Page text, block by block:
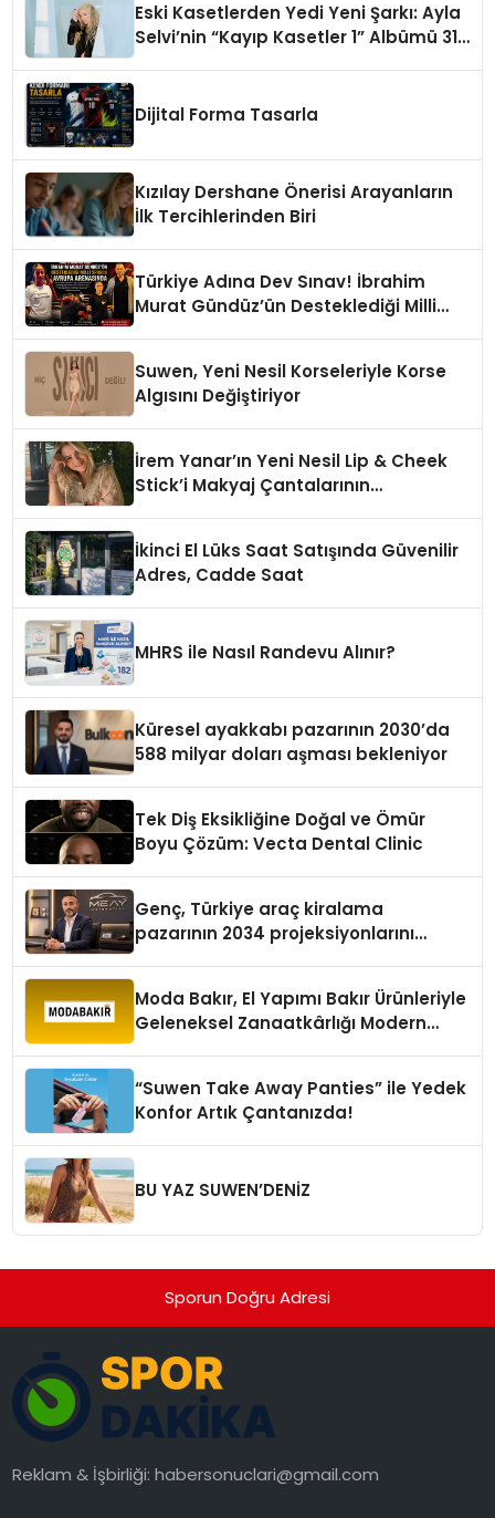
Eski Kasetlerden Yedi Yeni Şarkı: Ayla
Selvi’nin “Kayıp Kasetler 1” Albümü 31
Dijital Forma Tasarla
Kızılay Dershane Önerisi Arayanların
İlk Tercihlerinden Biri
Türkiye Adına Dev Sınav! İbrahim
Murat Gündüz’ün Desteklediği Milli
Suwen, Yeni Nesil Korseleriyle Korse
Algısını Değiştiriyor
İrem Yanar’ın Yeni Nesil Lip & Cheek
Stick’i Makyaj Çantalarının
İkinci El Lüks Saat Satışında Güvenilir
Adres, Cadde Saat
MHRS ile Nasıl Randevu Alınır?
Küresel ayakkabı pazarının 2030’da
588 milyar doları aşması bekleniyor
Tek Diş Eksikliğine Doğal ve Ömür
Boyu Çözüm: Vecta Dental Clinic
Genç, Türkiye araç kiralama
pazarının 2034 projeksiyonlarını
Moda Bakır, El Yapımı Bakır Ürünleriyle
Geleneksel Zanaatkârlığı Modern
“Suwen Take Away Panties” ile Yedek
Konfor Artık Çantanızda!
BU YAZ SUWEN’DENİZ
Sporun Doğru Adresi
Reklam & İşbirliği:habersonuclari@gmail.com